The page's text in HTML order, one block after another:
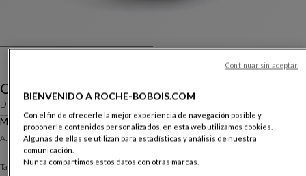
Ovni
Diseño
Mesa De Centro Ø.90
A. 22 X ∅. 90 Cm
Otras dimensiones
Table Basse :Aluminio natural
BIENVENIDO A ROCHE-BOBOIS.COM
Con el fin de ofrecerle la mejor experiencia de navegación posible y
proponerle contenidos personalizados, en esta web utilizamos cookies.
Algunas de ellas se utilizan para estadísticas y análisis de nuestra
comunicación.
Nunca compartimos estos datos con otras marcas.
Continuar sin aceptar